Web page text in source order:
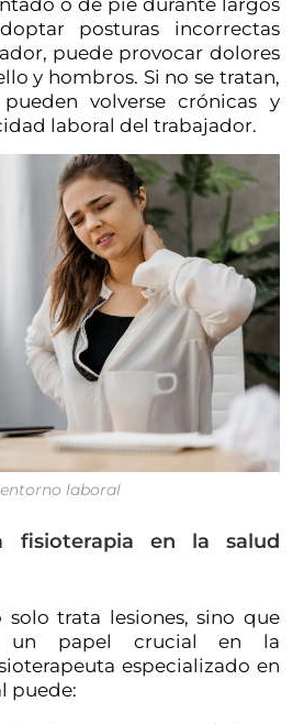
o de pie durante largos
posturas incorrectas
puede provocar dolores
y hombros. Si no se tratan,
pueden volverse crónicas y
laboral del trabajador.
laboral
fisioterapia en la salud
solo trata lesiones, sino que
un papel crucial en la
especializado en
puede: